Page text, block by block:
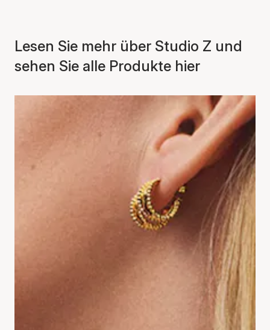
Lesen Sie mehr über Studio Z und
sehen Sie alle Produkte hier